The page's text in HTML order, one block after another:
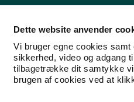
Dette website anvender
Vi bruger egne cookies
sikkerhed, video og adgang
tilbagetrække dit samtykke
brugen af cookies ved at